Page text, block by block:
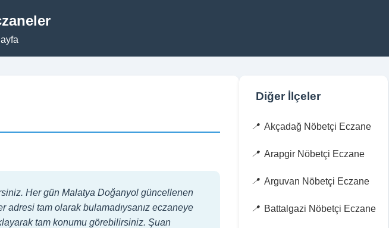
Her gün Malatya Doğanyol güncellenen
tam olarak bulamadıysanız eczaneye
tam konumu görebilirsiniz. Şuan
Diğer İlçeler
Akçadağ Nöbetçi Eczane
Arapgir Nöbetçi Eczane
Arguvan Nöbetçi Eczane
Battalgazi Nöbetçi Eczane